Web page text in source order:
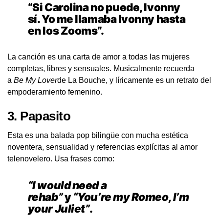
“Si Carolina no puede, Ivonny
sí. Yo me llamaba Ivonny hasta
en los Zooms”.
La canción es una carta de amor a todas las mujeres
completas, libres y sensuales. Musicalmente recuerda
a Be My Loverde La Bouche, y líricamente es un retrato del
empoderamiento femenino.
3. Papasito
Esta es una balada pop bilingüe con mucha estética
noventera, sensualidad y referencias explícitas al amor
telenovelero. Usa frases como:
“I would need a
rehab”y“You’re my Romeo, I’m
your Juliet”.